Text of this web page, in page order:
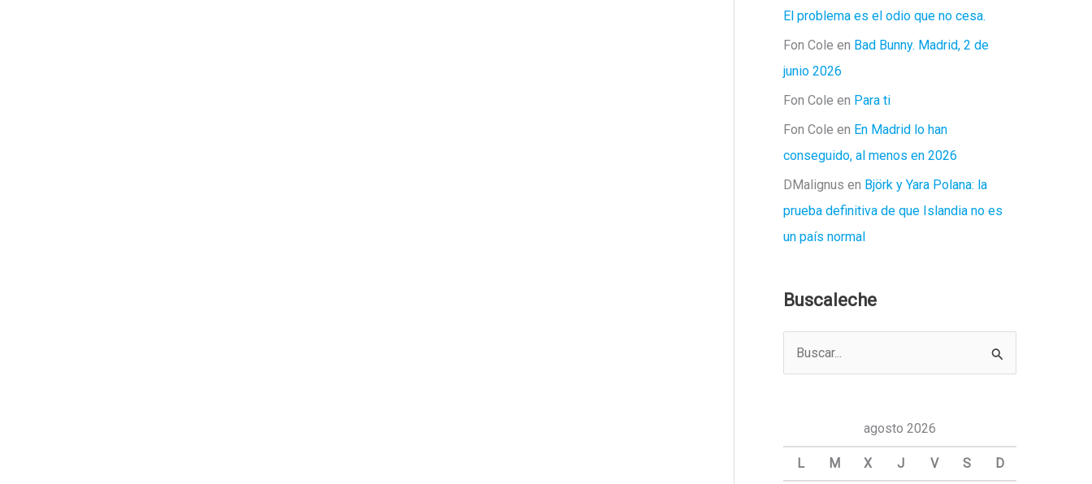
El problema es el odio que no cesa.
Fon Cole en Bad Bunny. Madrid, 2 de
junio 2026
Fon Cole en Para ti
Fon Cole en En Madrid lo han
conseguido, al menos en 2026
DMalignus en Björk y Yara Polana: la
prueba definitiva de que Islandia no es
un país normal
Buscaleche
a
agosto 2026
L M X J V S D